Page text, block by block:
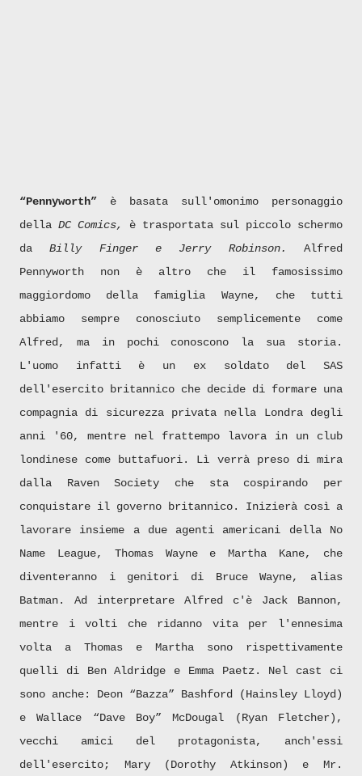
“Pennyworth” è basata sull'omonimo personaggio
della DC Comics,
è trasportata sul piccolo schermo
daBilly Finger e Jerry Robinson.Alfred
Pennyworth non è altro che il famosissimo
maggiordomo della famiglia Wayne, che tutti
abbiamo sempre conosciuto semplicemente come
Alfred, ma in pochi conoscono la sua storia.
L'uomo infatti è un ex soldato del SAS
dell'esercito britannico che decide di formare una
compagnia di sicurezza privata nella Londra degli
anni '60, mentre nel frattempo lavora in un club
londinese come buttafuori. Lì verrà preso di mira
dalla Raven Society che sta cospirando per
conquistare il governo britannico. Inizierà così a
lavorare insieme a due agenti americani della No
Name League, Thomas Wayne e Martha Kane, che
diventeranno i genitori di Bruce Wayne, alias
Batman. Ad interpretare Alfred c'è Jack Bannon,
mentre i volti che ridanno vita per l'ennesima
volta a Thomas e Martha sono rispettivamente
quelli di Ben Aldridge e Emma Paetz. Nel cast ci
sono anche: Deon “Bazza” Bashford (Hainsley Lloyd)
e Wallace “Dave Boy” McDougal (Ryan Fletcher),
vecchi amici del protagonista, anch'essi
dell'esercito; Mary (Dorothy Atkinson) e Mr.